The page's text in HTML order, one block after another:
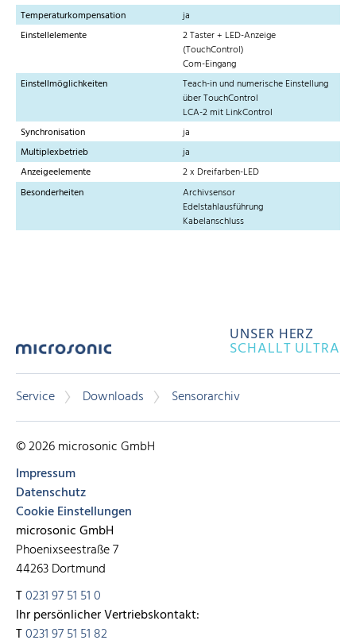
Temperaturkompensation
ja
Einstellelemente
2 Taster + LED-Anzeige
(TouchControl)
Com-Eingang
Einstellmöglichkeiten
Teach-in und numerische Einstellung
über TouchControl
LCA-2 mit LinkControl
Synchronisation
ja
Multiplexbetrieb
ja
Anzeigeelemente
2 x Dreifarben-LED
Besonderheiten
Archivsensor
Edelstahlausführung
Kabelanschluss
UNSER HERZ
SCHALLT ULTRA
Service Downloads Sensorarchiv
© 2026 microsonic GmbH
Impressum
Datenschutz
Cookie Einstellungen
microsonic GmbH
Phoenixseestraße 7
44263 Dortmund
T0231 97 51 51 0
Ihr persönlicher Vertriebskontakt:
T0231 97 51 51 82